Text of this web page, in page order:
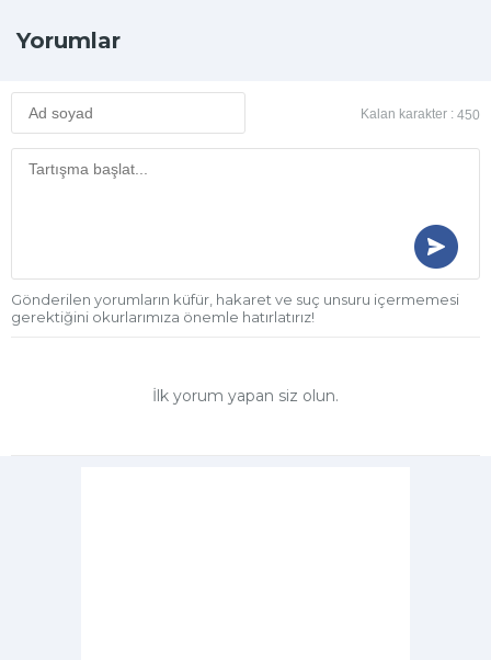
Yorumlar
Kalan karakter : 450
Gönderilen yorumların küfür, hakaret ve suç unsuru içermemesi
gerektiğini okurlarımıza önemle hatırlatırız!
İlk yorum yapan siz olun.